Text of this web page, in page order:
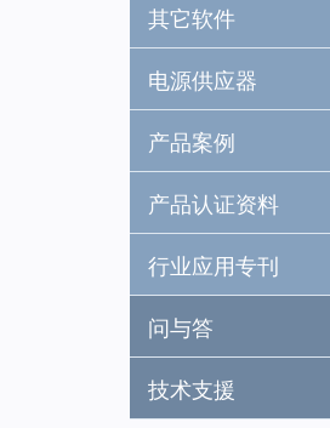
其它软件
电源供应器
产品案例
产品认证资料
行业应用专刊
问与答
技术支援